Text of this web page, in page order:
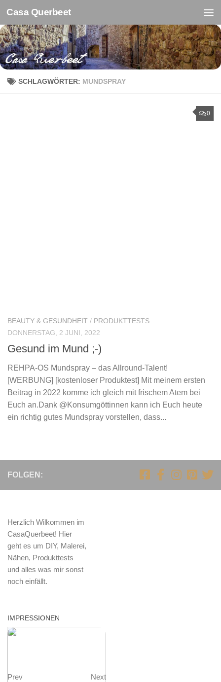
Zum Inhalt springen
Casa Querbeet
SCHLAGWÖRTER: MUNDSPRAY
0
BEAUTY & GESUNDHEIT / PRODUKTTESTS
DONNERSTAG, 2 JUNI, 2022
Gesund im Mund ;-)
REHPA-OS Mundspray – das Allround-Talent!
[WERBUNG] [kostenloser Produktest] Mit meinem ersten
Beitrag in 2022 komme ich gleich mit frischem Atem bei
Euch an.Dank @Konsumgöttinnen kann ich Euch heute
ein richtig gutes Mundspray vorstellen, dass...
FOLGEN:
Herzlich Wilkommen im
CasaQuerbeet! Hier
geht es um DIY, Malerei,
Nähen, Produkttests
und alles was mir sonst
noch einfällt.
IMPRESSIONEN
Prev Next